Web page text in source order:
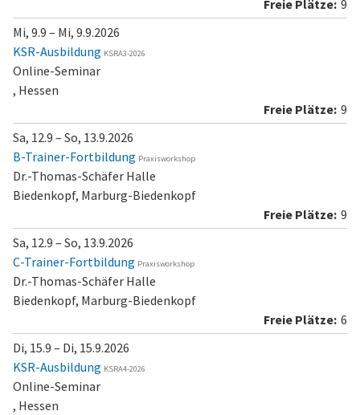
9
Mi, 9.9 – Mi, 9.9.2026
KSR-Ausbildung KSRA3-2026
Online-Seminar
, Hessen
9
Sa, 12.9 – So, 13.9.2026
B-Trainer-Fortbildung Praxisworkshop
Dr.-Thomas-Schäfer Halle
Biedenkopf, Marburg-Biedenkopf
9
Sa, 12.9 – So, 13.9.2026
C-Trainer-Fortbildung Praxisworkshop
Dr.-Thomas-Schäfer Halle
Biedenkopf, Marburg-Biedenkopf
6
Di, 15.9 – Di, 15.9.2026
KSR-Ausbildung KSRA4-2026
Online-Seminar
, Hessen